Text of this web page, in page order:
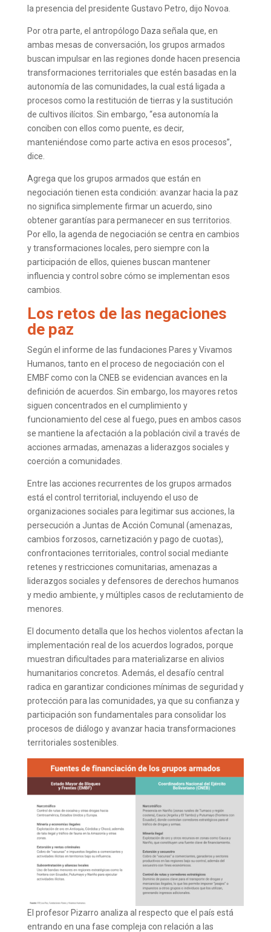
la presencia del presidente Gustavo Petro, dijo Novoa.
Por otra parte, el antropólogo Daza señala que, en
ambas mesas de conversación, los grupos armados
buscan impulsar en las regiones donde hacen presencia
transformaciones territoriales que estén basadas en la
autonomía de las comunidades, la cual está ligada a
procesos como la restitución de tierras y la sustitución
de cultivos ilícitos. Sin embargo, “esa autonomía la
conciben con ellos como puente, es decir,
manteniéndose como parte activa en esos procesos”,
dice.
Agrega que los grupos armados que están en
negociación tienen esta condición: avanzar hacia la paz
no significa simplemente firmar un acuerdo, sino
obtener garantías para permanecer en sus territorios.
Por ello, la agenda de negociación se centra en cambios
y transformaciones locales, pero siempre con la
participación de ellos, quienes buscan mantener
influencia y control sobre cómo se implementan esos
cambios.
Los retos de las negaciones
de paz
Según el informe de las fundaciones Pares y Vivamos
Humanos, tanto en el proceso de negociación con el
EMBF como con la CNEB se evidencian avances en la
definición de acuerdos. Sin embargo, los mayores retos
siguen concentrados en el cumplimiento y
funcionamiento del cese al fuego, pues en ambos casos
se mantiene la afectación a la población civil a través de
acciones armadas, amenazas a liderazgos sociales y
coerción a comunidades.
Entre las acciones recurrentes de los grupos armados
está el control territorial, incluyendo el uso de
organizaciones sociales para legitimar sus acciones, la
persecución a Juntas de Acción Comunal (amenazas,
cambios forzosos, carnetización y pago de cuotas),
confrontaciones territoriales, control social mediante
retenes y restricciones comunitarias, amenazas a
liderazgos sociales y defensores de derechos humanos
y medio ambiente, y múltiples casos de reclutamiento de
menores.
El documento detalla que los hechos violentos afectan la
implementación real de los acuerdos logrados, porque
muestran dificultades para materializarse en alivios
humanitarios concretos. Además, el desafío central
radica en garantizar condiciones mínimas de seguridad y
protección para las comunidades, ya que su confianza y
participación son fundamentales para consolidar los
procesos de diálogo y avanzar hacia transformaciones
territoriales sostenibles.
El profesor Pizarro analiza al respecto que el país está
entrando en una fase compleja con relación a las